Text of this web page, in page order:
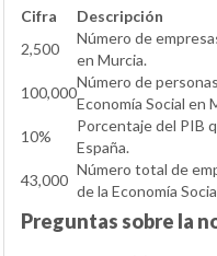
Cifra
Descripción
2,500
Número de
en Murcia.
100,000
Número de
Economía Social en
10%
Porcentaje del PIB
España.
43,000
Número total de
de la Economía
Preguntas sobre la